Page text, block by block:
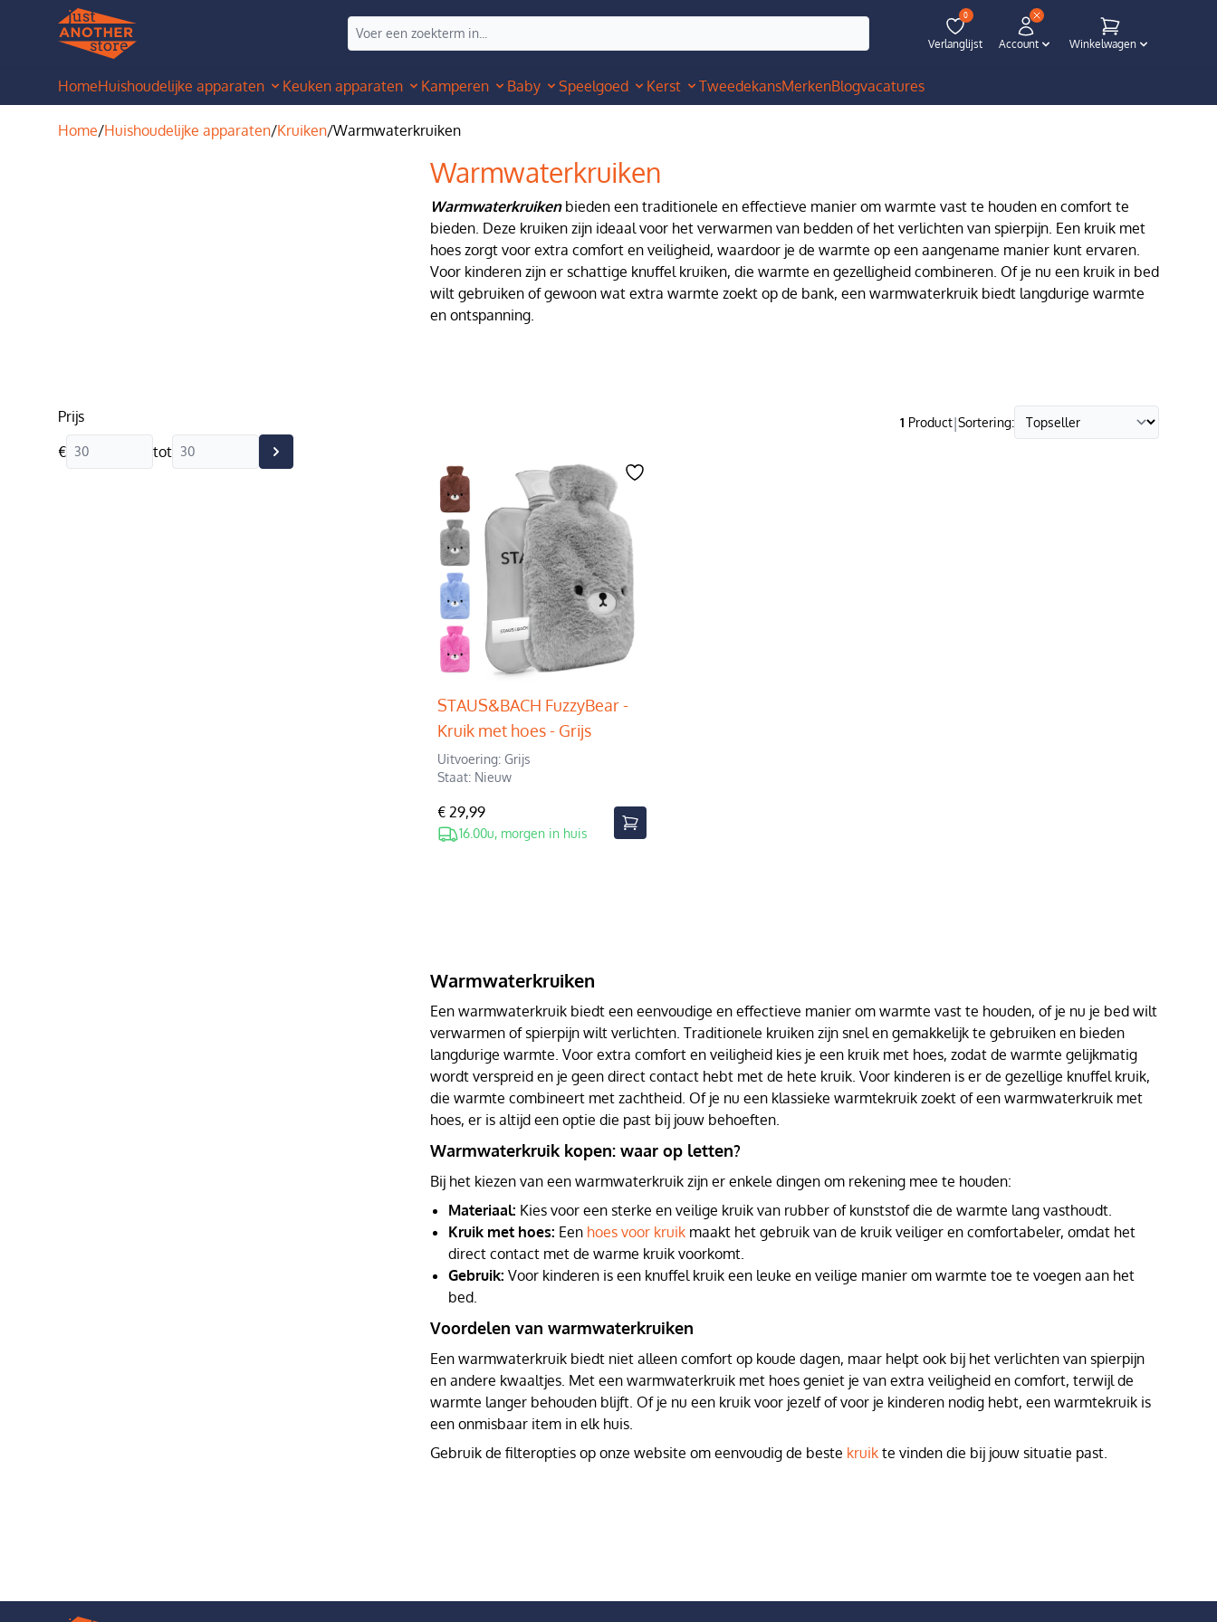
0
Verlanglijst Account Winkelwagen
HomeHuishoudelijke apparaten Keuken apparaten Kamperen Baby Speelgoed Kerst TweedekansMerkenBlogvacatures
Home/Huishoudelijke apparaten/Kruiken/Warmwaterkruiken
Warmwaterkruiken
Warmwaterkruikenbieden een traditionele en effectieve manier om warmte vast te houden en comfort te
bieden. Deze kruiken zijn ideaal voor het verwarmen van bedden of het verlichten van spierpijn. Een kruik met
hoes zorgt voor extra comfort en veiligheid, waardoor je de warmte op een aangename manier kunt ervaren.
Voor kinderen zijn er schattige knuffel kruiken, die warmte en gezelligheid combineren. Of je nu een kruik in bed
wilt gebruiken of gewoon wat extra warmte zoekt op de bank, een warmwaterkruik biedt langdurige warmte
en ontspanning.
Prijs
€
tot
1 Product|Sortering:
STAUS&BACH FuzzyBear -
Kruik met hoes - Grijs
Uitvoering: Grijs
Staat: Nieuw
€ 29,99
16.00u, morgen in huis
Warmwaterkruiken
Een warmwaterkruik biedt een eenvoudige en effectieve manier om warmte vast te houden, of je nu je bed wilt
verwarmen of spierpijn wilt verlichten. Traditionele kruiken zijn snel en gemakkelijk te gebruiken en bieden
langdurige warmte. Voor extra comfort en veiligheid kies je een kruik met hoes, zodat de warmte gelijkmatig
wordt verspreid en je geen direct contact hebt met de hete kruik. Voor kinderen is er de gezellige knuffel kruik,
die warmte combineert met zachtheid. Of je nu een klassieke warmtekruik zoekt of een warmwaterkruik met
hoes, er is altijd een optie die past bij jouw behoeften.
Warmwaterkruik kopen: waar op letten?
Bij het kiezen van een warmwaterkruik zijn er enkele dingen om rekening mee te houden:
Materiaal: Kies voor een sterke en veilige kruik van rubber of kunststof die de warmte lang vasthoudt.
Kruik met hoes: Een hoes voor kruikmaakt het gebruik van de kruik veiliger en comfortabeler, omdat het
direct contact met de warme kruik voorkomt.
Gebruik: Voor kinderen is een knuffel kruik een leuke en veilige manier om warmte toe te voegen aan het
bed.
Voordelen van warmwaterkruiken
Een warmwaterkruik biedt niet alleen comfort op koude dagen, maar helpt ook bij het verlichten van spierpijn
en andere kwaaltjes. Met een warmwaterkruik met hoes geniet je van extra veiligheid en comfort, terwijl de
warmte langer behouden blijft. Of je nu een kruik voor jezelf of voor je kinderen nodig hebt, een warmtekruik is
een onmisbaar item in elk huis.
Gebruik de filteropties op onze website om eenvoudig de beste kruikte vinden die bij jouw situatie past.